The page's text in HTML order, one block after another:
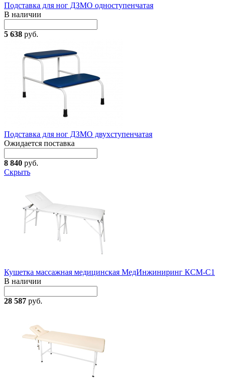
Подставка для ног ДЗМО одноступенчатая
В наличии
5 638 руб.
Подставка для ног ДЗМО двухступенчатая
Ожидается поставка
8 840 руб.
Скрыть
Кушетка массажная медицинская МедИнжиниринг КСМ-С1
В наличии
28 587 руб.